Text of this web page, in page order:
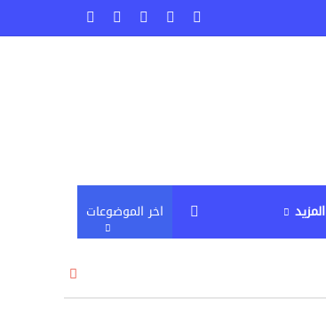
فيسبوك لينكدإن ‫YouTube
المزيد إضافة عمود جانبي
اخر الموضوعات
غ